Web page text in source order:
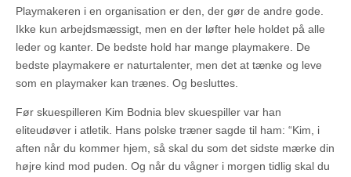
Playmakeren i en organisation er den, der gør de andre gode.
Ikke kun arbejdsmæssigt, men en der løfter hele holdet på alle
leder og kanter. De bedste hold har mange playmakere. De
bedste playmakere er naturtalenter, men det at tænke og leve
som en playmaker kan trænes. Og besluttes.
Før skuespilleren Kim Bodnia blev skuespiller var han
eliteudøver i atletik. Hans polske træner sagde til ham: “Kim, i
aften når du kommer hjem, så skal du som det sidste mærke din
højre kind mod puden. Og når du vågner i morgen tidlig skal du